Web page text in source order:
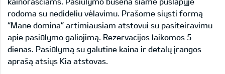
rodoma su nedideliu vėlavimu. Prašome siųsti formą
“Mane domina” artimiausiam atstovui su pasiteiravimu
apie pasiūlymo galiojimą. Rezervacijos laikomos 5
dienas. Pasiūlymą su galutine kaina ir detalų įrangos
aprašą atsiųs Kia atstovas.